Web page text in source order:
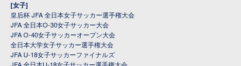
[女子]
皇后杯 JFA 全日本女子サッカー選手権大会
JFA 全日本O-30女子サッカー大会
JFA O-40女子サッカーオープン大会
全日本大学女子サッカー選手権大会
JFA U-18女子サッカーファイナルズ